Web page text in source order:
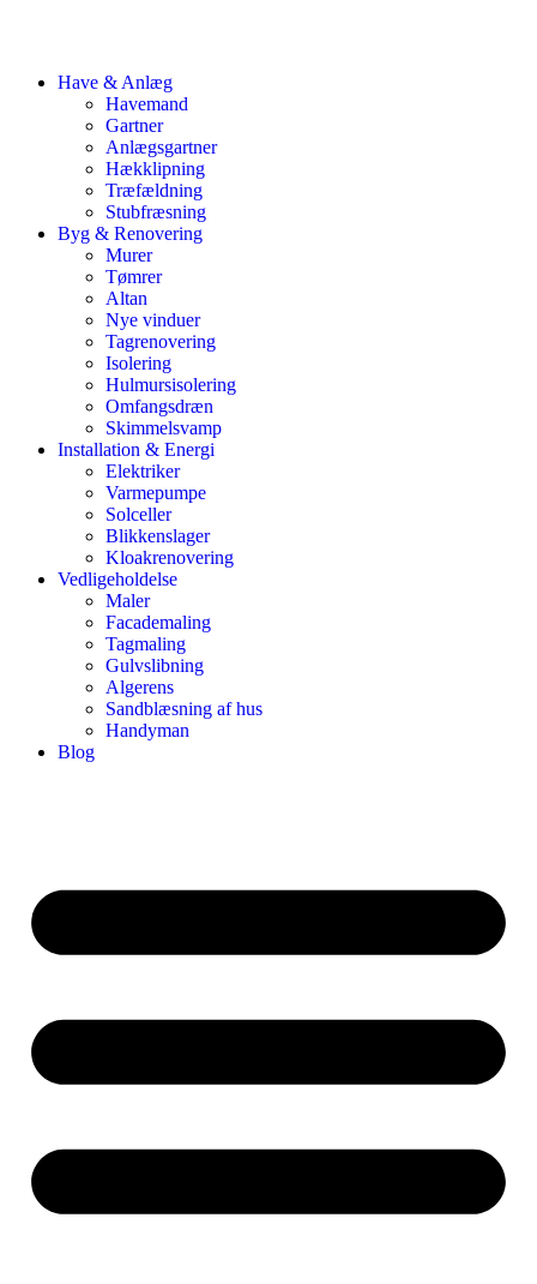
Have & Anlæg
Havemand
Gartner
Anlægsgartner
Hækklipning
Træfældning
Stubfræsning
Byg & Renovering
Murer
Tømrer
Altan
Nye vinduer
Tagrenovering
Isolering
Hulmursisolering
Omfangsdræn
Skimmelsvamp
Installation & Energi
Elektriker
Varmepumpe
Solceller
Blikkenslager
Kloakrenovering
Vedligeholdelse
Maler
Facademaling
Tagmaling
Gulvslibning
Algerens
Sandblæsning af hus
Handyman
Blog